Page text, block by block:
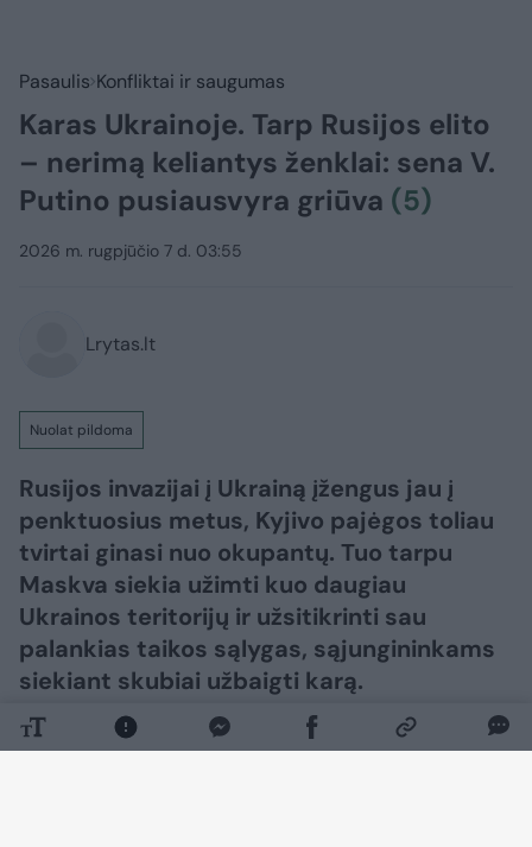
Pasaulis Konfliktai ir saugumas
Karas Ukrainoje. Tarp Rusijos elito
– nerimą keliantys ženklai: sena V.
Putino pusiausvyra griūva (5)
2026 m. rugpjūčio 7 d. 03:55
Lrytas.lt
Nuolat pildoma
Rusijos invazijai į Ukrainą įžengus jau į
penktuosius metus, Kyjivo pajėgos toliau
tvirtai ginasi nuo okupantų. Tuo tarpu
Maskva siekia užimti kuo daugiau
Ukrainos teritorijų ir užsitikrinti sau
palankias taikos sąlygas, sąjungininkams
siekiant skubiai užbaigti karą.​​​​​​​​​​​​​​​​​​​​​​​​​​​